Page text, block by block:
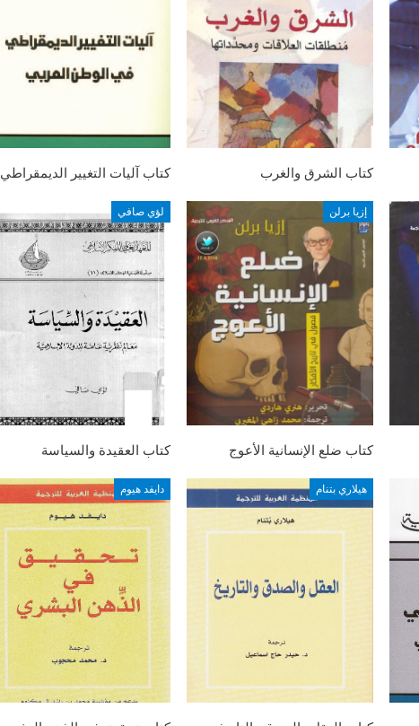
كتاب الشرق والغرب كتاب آليات التغيير الديمقراطي
إزيا برلن
كتاب ضلع الإنسانية الأعوج
لؤي صافي
كتاب العقيدة والسياسة
هيلاري بتنام دايفد هيوم